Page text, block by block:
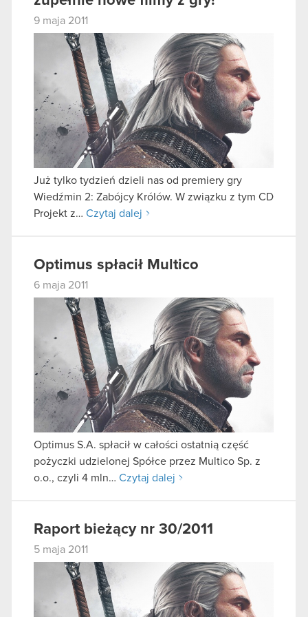
9 maja 2011
Już tylko tydzień dzieli nas od premiery gry
Wiedźmin 2: Zabójcy Królów. W związku z tym CD
Projekt z… Czytaj dalej
Optimus spłacił Multico
6 maja 2011
Optimus S.A. spłacił w całości ostatnią część
pożyczki udzielonej Spółce przez Multico Sp. z
o.o., czyli 4 mln… Czytaj dalej
Raport bieżący nr 30/2011
5 maja 2011